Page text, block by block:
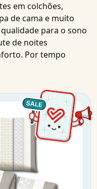
em colchões,
de cama e muito
para o sono
de noites
Por tempo